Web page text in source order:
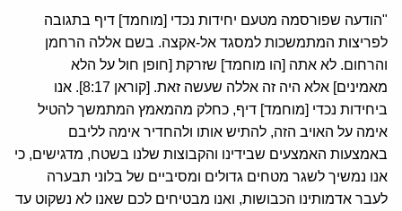
"הודעה שפורסמה מטעם יחידות נכדי [מוחמד] דיף בתגובה
לפריצות המתמשכות למסגד אל-אקצה. בשם אללה הרחמן
והרחום. לא אתה [הו מוחמד] שזרקת [חופן חול על הלא
מאמינים] אלא היה זה אללה שעשה זאת. [קוראן 8:17]. אנו
ביחידות נכדי [מוחמד] דיף, כחלק מהמאמץ המתמשך להטיל
אימה על האויב הזה, להתיש אותו ולהחדיר אימה לליבם
באמצעות האמצעים שבידינו והקבוצות שלנו בשטח, מדגישים, כי
אנו נמשיך לשגר מטחים גדולים ומסיביים של בלוני תבערה
לעבר אדמותינו הכבושות, ואנו מבטיחים לכם שאנו לא נשקוט עד